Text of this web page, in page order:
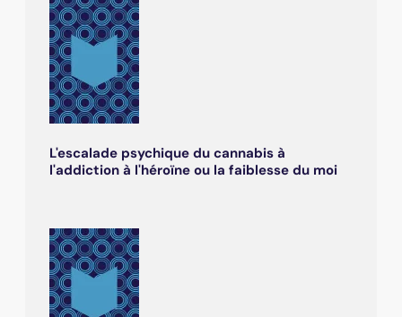
L'escalade psychique du cannabis à
l'addiction à l'héroïne ou la faiblesse du moi